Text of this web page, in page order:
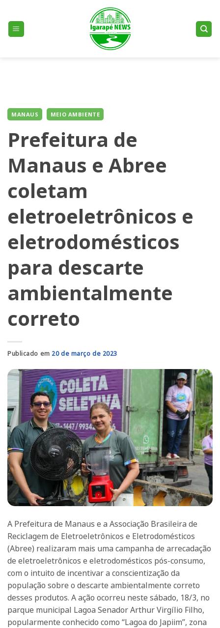
content
MANAUS MEIO AMBIENTE
Prefeitura de
Manaus e Abree
coletam
eletroeletrônicos e
eletrodomésticos
para descarte
ambientalmente
correto
Publicado em 20 de março de 2023
A Prefeitura de Manaus e a Associação Brasileira de
Reciclagem de Eletroeletrônicos e Eletrodomésticos
(Abree) realizaram mais uma campanha de arrecadação
de eletroeletrônicos e eletrodomésticos pós-consumo,
com o intuito de incentivar a conscientização da
população sobre o descarte ambientalmente correto
desses produtos. A ação ocorreu neste sábado, 18/3, no
parque municipal Lagoa Senador Arthur Virgílio Filho,
popularmente conhecido como “Lagoa do Japiim”, zona